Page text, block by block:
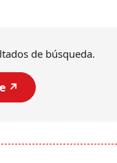
de búsqueda.
↗️
de Brasil, Luiz